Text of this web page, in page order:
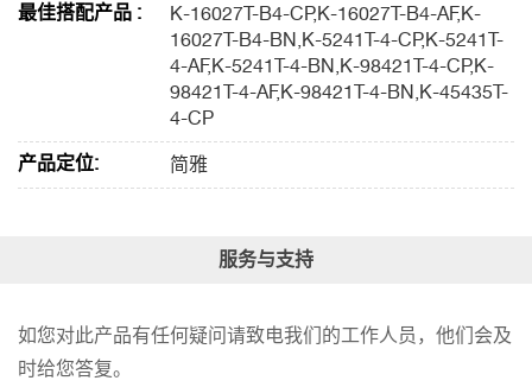
最佳搭配产品 :
K-16027T-B4-CP,K-16027T-B4-AF,K-
16027T-B4-BN,K-5241T-4-CP,K-5241T-
4-AF,K-5241T-4-BN,K-98421T-4-CP,K-
98421T-4-AF,K-98421T-4-BN,K-45435T-
4-CP
产品定位:
简雅
服务与支持
如您对此产品有任何疑问请致电我们的工作人员，他们会及
时给您答复。